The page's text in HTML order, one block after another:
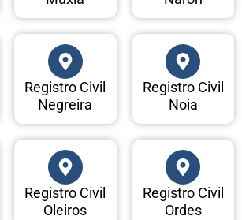
Registro Civil
Negreira
Registro Civil
Noia
Registro Civil
Oleiros
Registro Civil
Ordes